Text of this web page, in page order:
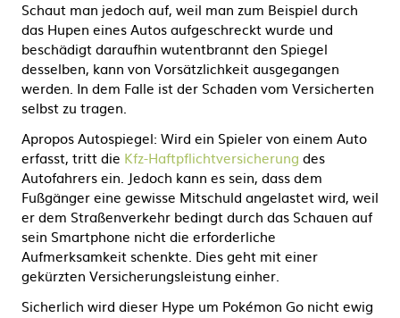
Schaut man jedoch auf, weil man zum Beispiel durch
das Hupen eines Autos aufgeschreckt wurde und
beschädigt daraufhin wutentbrannt den Spiegel
desselben, kann von Vorsätzlichkeit ausgegangen
werden. In dem Falle ist der Schaden vom Versicherten
selbst zu tragen.
Apropos Autospiegel: Wird ein Spieler von einem Auto
erfasst, tritt die Kfz-Haftpflichtversicherung des
Autofahrers ein. Jedoch kann es sein, dass dem
Fußgänger eine gewisse Mitschuld angelastet wird, weil
er dem Straßenverkehr bedingt durch das Schauen auf
sein Smartphone nicht die erforderliche
Aufmerksamkeit schenkte. Dies geht mit einer
gekürzten Versicherungsleistung einher.
Sicherlich wird dieser Hype um Pokémon Go nicht ewig